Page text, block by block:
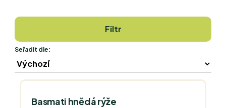
Filtr
Seřadit dle:
Basmati hnědá rýže